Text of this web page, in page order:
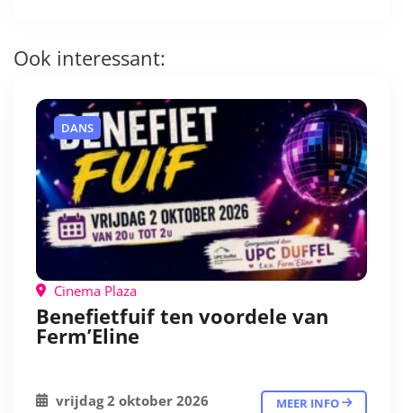
Ook interessant:
DANS
Cinema Plaza
Benefietfuif ten voordele van
Ferm’Eline
vrijdag 2 oktober 2026 MEER INFO